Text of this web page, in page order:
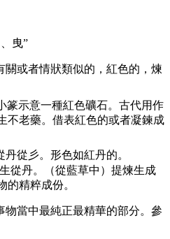
曳”
關或者情狀類似的，紅色的，煉
篆示意一種紅色礦石。古代用作
不老藥。借表紅色的或者凝鍊成
從彡。形色如紅丹的。
從丹。（從藍草中）提煉生成
的精粹成份。
物當中最純正最精華的部分。參